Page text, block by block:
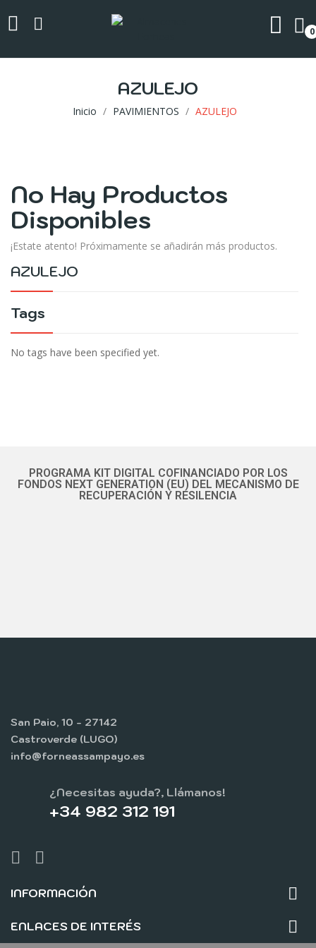
0
AZULEJO
Inicio PAVIMIENTOS AZULEJO
AZULEJO
Tags
No tags have been specified yet.
No Hay Productos
Disponibles
¡Estate atento! Próximamente se añadirán más productos.
PROGRAMA KIT DIGITAL COFINANCIADO POR LOS
FONDOS NEXT GENERATION (EU) DEL MECANISMO DE
RECUPERACIÓN Y RESILENCIA
San Paio, 10 - 27142
Castroverde (LUGO)
info@forneassampayo.es
¿Necesitas ayuda?, Llámanos!
+34 982 312 191
INFORMACIÓN 
ENLACES DE INTERÉS 